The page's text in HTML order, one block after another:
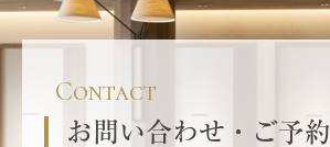
Contact
お問い合わせ・ご予約